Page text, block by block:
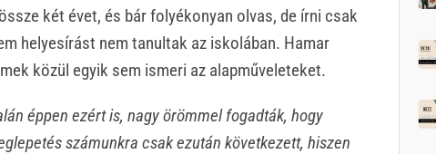
két évet, és bár folyékonyan olvas, de írni csak
helyesírást nem tanultak az iskolában. Hamar
közül egyik sem ismeri az alapműveleteket.
éppen ezért is, nagy örömmel fogadták, hogy
számunkra csak ezután következett, hiszen